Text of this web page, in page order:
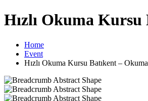
Hızlı Okuma Kursu
Home
Event
Hızlı Okuma Kursu Batıkent –